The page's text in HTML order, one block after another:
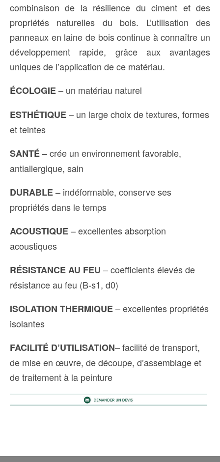
combinaison de la résilience du ciment et des
propriétés naturelles du bois. L’utilisation des
panneaux en laine de bois continue à connaître un
développement rapide, grâce aux avantages
uniques de l’application de ce matériau.
ÉCOLOGIE– un matériau naturel
ESTHÉTIQUE– un large choix de textures, formes
et teintes
SANTÉ– crée un environnement favorable,
antiallergique, sain
DURABLE– indéformable, conserve ses
propriétés dans le temps
ACOUSTIQUE– excellentes absorption
acoustiques
RÉSISTANCE AU FEU – coefficients élevés de
résistance au feu (B-s1, d0)
ISOLATION THERMIQUE– excellentes propriétés
isolantes
FACILITÉ D’UTILISATION– facilité de transport,
de mise en œuvre, de découpe, d’assemblage et
de traitement à la peinture